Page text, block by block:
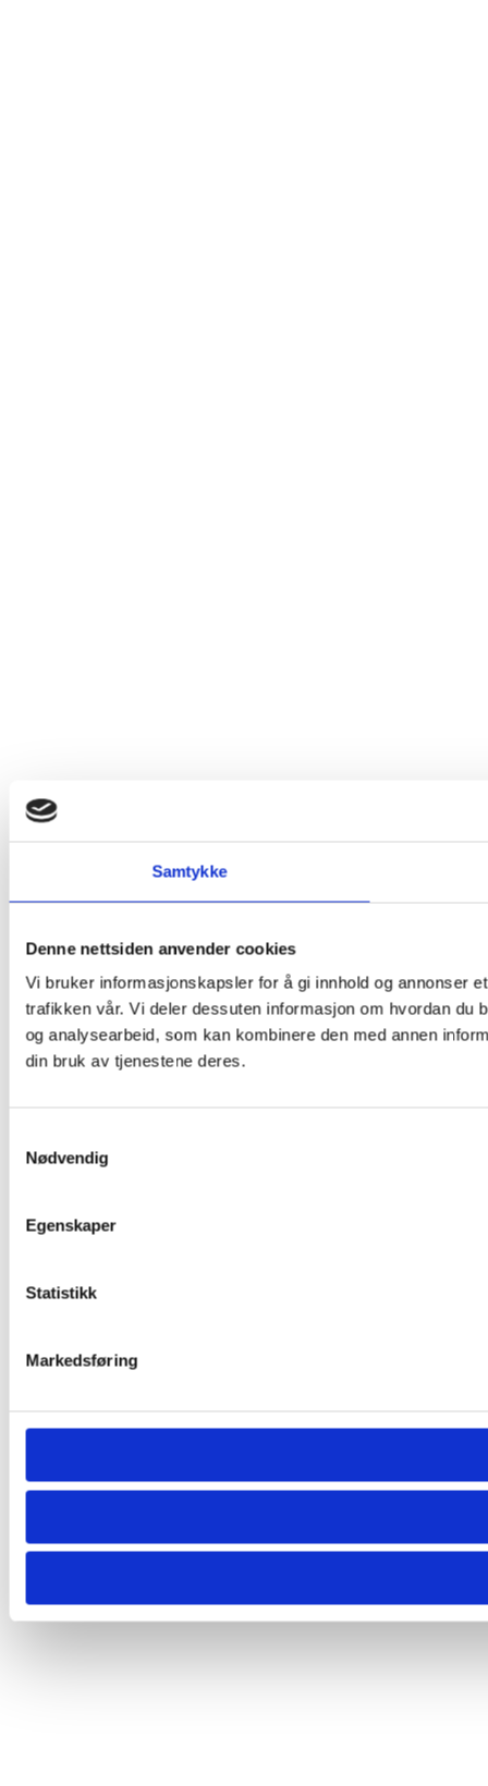
Samtykke
Denne nettsiden anvender cookies
Vi bruker informasjonskapsler for å gi innhold og annonser
trafikken vår. Vi deler dessuten informasjon om hvordan du
og analysearbeid, som kan kombinere den med annen
din bruk av tjenestene deres.
Nødvendig
Egenskaper
Statistikk
Markedsføring